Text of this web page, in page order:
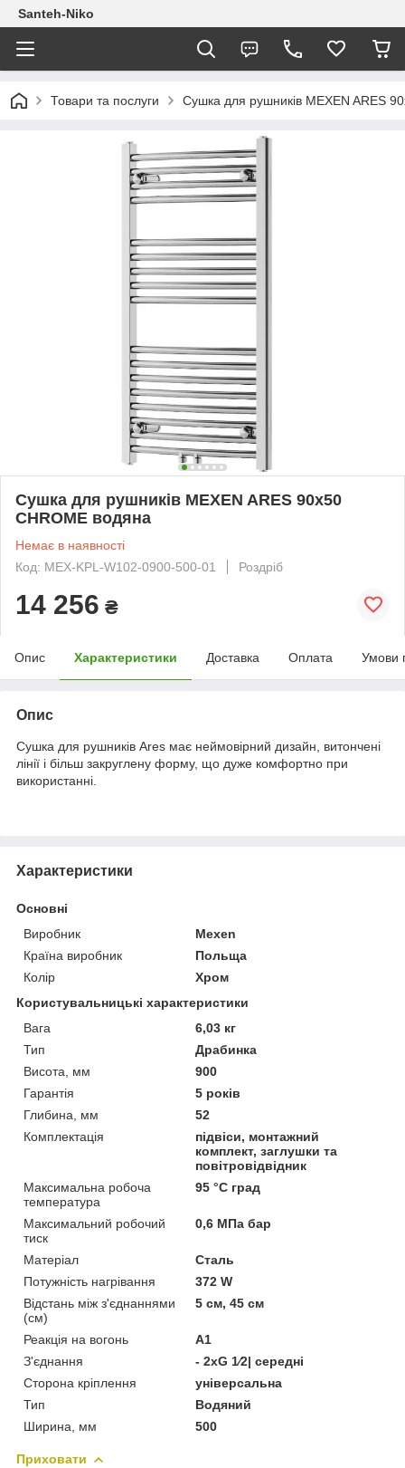
Santeh-Niko
Товари та послуги Сушка для рушників MEXEN ARES
Сушка для рушників MEXEN ARES 90х50
CHROME водяна
Немає в наявності
Код: MEX-KPL-W102-0900-500-01
Роздріб
14 256 ₴
Опис Характеристики Доставка Оплата Умови
Опис
Сушка для рушників Ares має неймовірний дизайн, витончені
лінії і більш закруглену форму, що дуже комфортно при
використанні.
Характеристики
Основні
Виробник
Mexen
Країна виробник
Польща
Колір
Хром
Користувальницькі характеристики
Вага
6,03 кг
Тип
Драбинка
Висота, мм
900
Гарантія
5 років
Глибина, мм
52
Комплектація
підвіси, монтажний
комплект, заглушки та
повітровідвідник
Максимальна робоча
температура
95 °С град
Максимальний робочий
тиск
0,6 МПа бар
Матеріал
Сталь
Потужність нагрівання
372 W
Відстань між з'єднаннями
(см)
5 см, 45 см
Реакція на вогонь
А1
З'єднання
- 2xG 1⁄2| середні
Сторона кріплення
універсальна
Тип
Водяний
Ширина, мм
500
Приховати